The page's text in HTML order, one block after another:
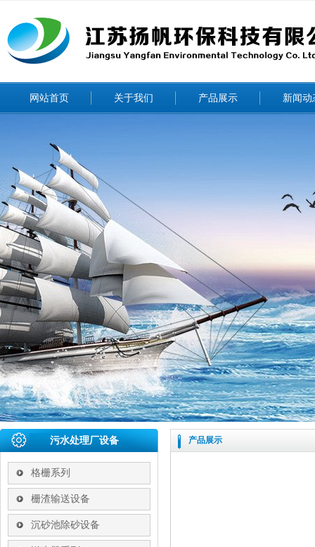
网站首页 关于我们 产品展示 新闻动
污水处理厂设备
格栅系列
栅渣输送设备
沉砂池除砂设备
产品展示